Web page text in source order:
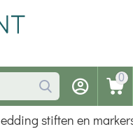
0
edding stiften en